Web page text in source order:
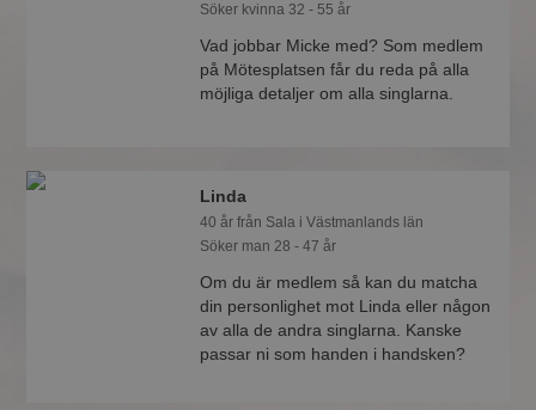
Söker kvinna 32 - 55 år
Vad jobbar Micke med? Som medlem
på Mötesplatsen får du reda på alla
möjliga detaljer om alla singlarna.
Linda
40 år från Sala i Västmanlands län
Söker man 28 - 47 år
Om du är medlem så kan du matcha
din personlighet mot Linda eller någon
av alla de andra singlarna. Kanske
passar ni som handen i handsken?